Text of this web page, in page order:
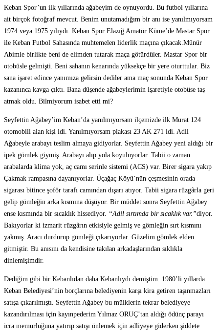
Keban Spor’un ilk yıllarında ağabeyim de oynuyordu. Bu futbol yıllarına
ait birçok fotoğraf mevcut. Benim unutamadığım bir anı ise yanılmıyorsam
1974 veya 1975 yılıydı. Keban Spor Elazığ Amatör Küme’de Mastar Spor
ile Keban Futbol Sahasında muhtemelen liderlik maçına çıkacak.Münür
Abimle birlikte beni de elimden tutarak maça götürdüler. Mastar Spor bir
otobüsle gelmişti. Beni sahanın kenarında yüksekçe bir yere oturttular. Biz
sana işaret edince yanımıza gelirsin dediler ama maç sonunda Keban Spor
kazanınca kavga çıktı. Bana düşende ağabeylerimin işaretiyle otobüse taş
atmak oldu. Bilmiyorum isabet etti mi?
Seyfettin Ağabey’im Keban’da yanılmıyorsam ilçemizde ilk Murat 124
otomobili alan kişi idi. Yanılmıyorsam plakası 23 AK 271 idi. Adil
Ağabeyle arabayı teslim almaya gidiyorlar. Seyfettin Ağabey yeni aldığı bir
ipek gömlek giymiş. Arabayı alıp yola koyuluyorlar. Tabii o zaman
arabalarda klima yok, aç camı serinle sistemi (ACS) var. Birer sigara yakıp
Çakmak rampasına dayanıyorlar. Üçağaç Köyü’nün çeşmesinin orada
sigarası bitince şoför tarafı camından dışarı atıyor. Tabii sigara rüzgârla geri
gelip gömleğin arka kısmına düşüyor. Bir müddet sonra Seyfettin Ağabey
ense kısmında bir sıcaklık hissediyor. “Adil sırtımda bir sıcaklık var.”diyor.
Bakıyorlar ki izmarit rüzgârın etkisiyle gelmiş ve gömleğin sırt kısmını
yakmış. Aracı durdurup gömleği çıkarıyorlar. Güzelim gömlek elden
gitmiştir. Bu anısını da kendisine takılan arkadaşlarından sıklıkla
dinlemişimdir.
Dediğim gibi bir Kebanlıdan daha Kebanlıydı demiştim. 1980’li yıllarda
Keban Belediyesi’nin borçlarına belediyenin karşı kira getiren taşınmazları
satışa çıkarılmıştı. Seyfettin Ağabey bu mülklerin tekrar belediyeye
kazandırılması için kayınpederim Yılmaz ORUÇ’tan aldığı ödünç parayı
icra memurluğuna yatırıp satışı önlemek için adliyeye giderken şiddete